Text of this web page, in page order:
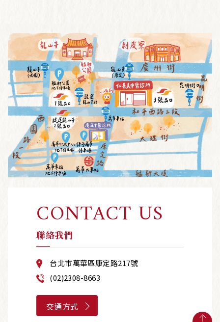
CONTACT US
聯絡我們
台北市萬華區康定路217號
(02)2308-8663
交通方式